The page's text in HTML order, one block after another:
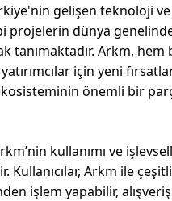
gelişen teknoloji
projelerin dünya
tanımaktadır. Arkm, hem
için yeni
önemli bir
kullanımı ve
Kullanıcılar, Arkm ile çeşitli
işlem yapabilir, alışveriş